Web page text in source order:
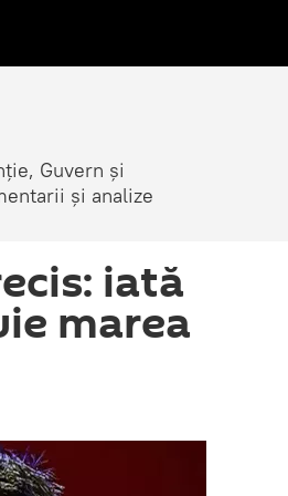
Guvern și
și analize
iată
marea